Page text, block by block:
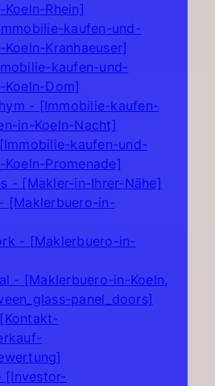
Rhein]
kaufen-und-
Kranhaeuser]
kaufen-und-
Dom]
- [Immobilie-kaufen-
in-Koeln-Nacht]
kaufen-und-
Promenade]
- [Makler-in-Ihrer-Nähe]
[Maklerbuero-in-
- [Maklerbuero-in-
- [Maklerbuero-in-Koeln,
panel_doors]
[Investor-